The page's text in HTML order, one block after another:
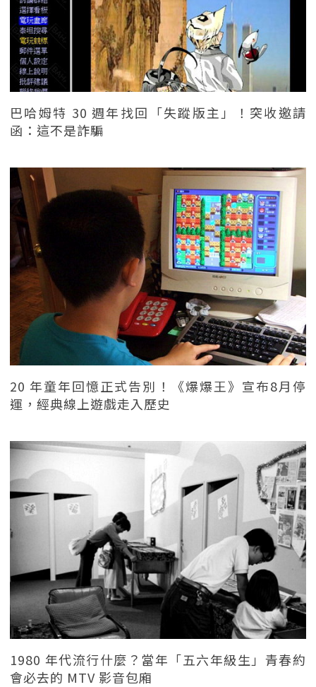
巴哈姆特 30 週年找回「失蹤版主」！突收邀請
函：這不是詐騙
20 年童年回憶正式告別！《爆爆王》宣布8月停
運，經典線上遊戲走入歷史
1980 年代流行什麼？當年「五六年級生」青春約
會必去的 MTV 影音包廂